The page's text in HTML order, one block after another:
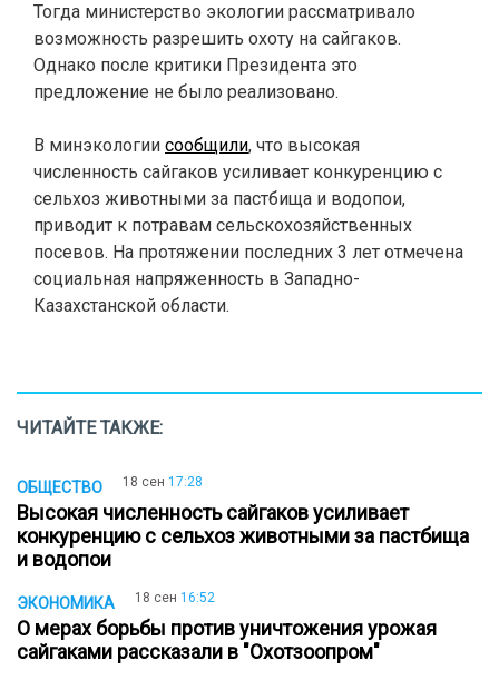
Тогда министерство экологии рассматривало
возможность разрешить охоту на сайгаков.
Однако после критики Президента это
предложение не было реализовано.
В минэкологии сообщили, что высокая
численность сайгаков усиливает конкуренцию с
сельхоз животными за пастбища и водопои,
приводит к потравам сельскохозяйственных
посевов. На протяжении последних 3 лет отмечена
социальная напряженность в Западно-
Казахстанской области.
ЧИТАЙТЕ ТАКЖЕ:
ОБЩЕСТВО 18 сен 17:28
Высокая численность сайгаков усиливает
конкуренцию с сельхоз животными за пастбища
и водопои
ЭКОНОМИКА 18 сен 16:52
О мерах борьбы против уничтожения урожая
сайгаками рассказали в "Охотзоопром"